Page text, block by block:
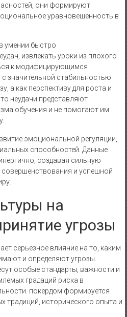
они формируют
уравновешенность в
умении быстро
извлекать уроки из плохого
к модифицирующимся
значительной стабильностью
а как перспективу для роста и
неудачи представляют
обучения и не помогают им
эмоциональной регуляции,
способностей. Данные
создавая сильную
и успешной
на
угрозы
серьезное влияние на то, каким
и определяют угрозы.
особые стандарты, важности и
градаций риска в
покердом формируется
традиций, исторического опыта и